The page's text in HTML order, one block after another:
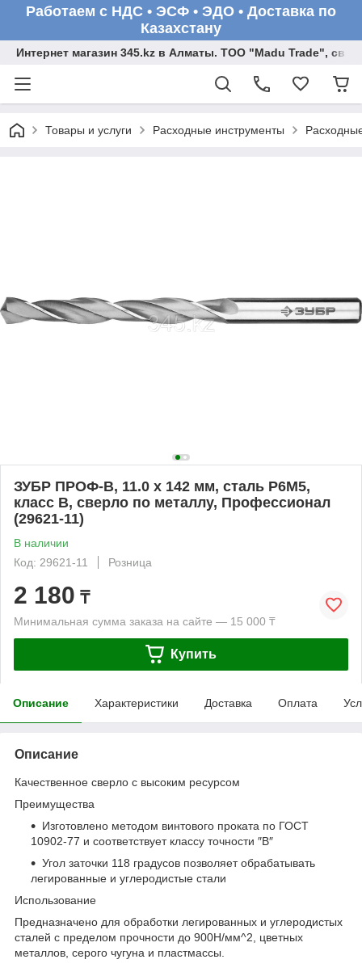
Работаем с НДС • ЭСФ • ЭДО • Доставка по
Казахстану
Интернет магазин 345.kz в Алматы. ТОО "Madu Trade",
Товары и услуги Расходные инструменты
ЗУБР ПРОФ-В, 11.0 х 142 мм, сталь Р6М5,
класс В, сверло по металлу, Профессионал
(29621-11)
В наличии
Код: 29621-11
Розница
2 180 ₸
Минимальная сумма заказа на сайте — 15 000 ₸
Купить
Описание Характеристики Доставка Оплата
Описание
Качественное сверло с высоким ресурсом
Преимущества
Изготовлено методом винтового проката по ГОСТ
10902-77 и соответствует классу точности ″В″
Угол заточки 118 градусов позволяет обрабатывать
легированные и углеродистые стали
Использование
Предназначено для обработки легированных и углеродистых
сталей с пределом прочности до 900Н/мм^2, цветных
металлов, серого чугуна и пластмассы.